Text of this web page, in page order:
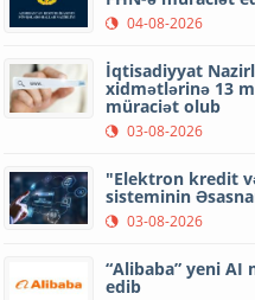
04-08-2026
İqtisadiyyat
xidmətlərinə 13
müraciət olub
03-08-2026
"Elektron kredit
sisteminin
03-08-2026
“Alibaba” yeni
edib